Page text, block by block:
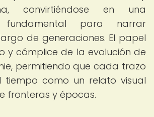
convirtiéndose en una
fundamental para narrar
de generaciones. El papel
y cómplice de la evolución de
permitiendo que cada trazo
tiempo como un relato visual
fronteras y épocas.